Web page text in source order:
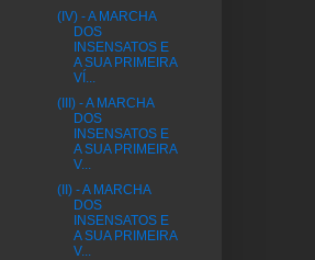
(IV) - A MARCHA
DOS
INSENSATOS E
A SUA PRIMEIRA
VÍ...
(III) - A MARCHA
DOS
INSENSATOS E
A SUA PRIMEIRA
V...
(II) - A MARCHA
DOS
INSENSATOS E
A SUA PRIMEIRA
V...